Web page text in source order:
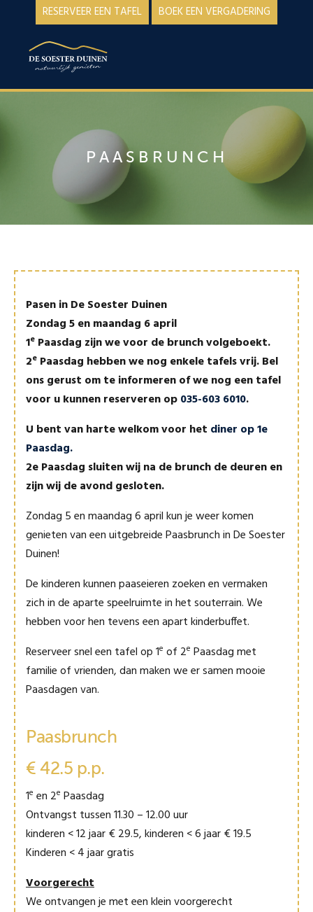
hoofdnavigatie
hoofd
RESERVEER EEN TAFEL BOEK EEN VERGADERING
PAASBRUNCH
Pasen in De Soester Duinen
Zondag 5 en maandag 6 april
1e Paasdag zijn we voor de brunch volgeboekt.
2e Paasdag hebben we nog enkele tafels vrij. Bel
ons gerust om te informeren of we nog een tafel
voor u kunnen reserveren op035-603 6010.
U bent van harte welkom voor het diner op 1e
Paasdag.
2e Paasdag sluiten wij na de brunch de deuren en
zijn wij de avond gesloten.
Zondag 5 en maandag 6 april kun je weer komen
genieten van een uitgebreide Paasbrunch in De Soester
Duinen!
De kinderen kunnen paaseieren zoeken en vermaken
zich in de aparte speelruimte in het souterrain. We
hebben voor hen tevens een apart kinderbuffet.
Reserveer snel een tafel op 1e of 2e Paasdag met
familie of vrienden, dan maken we er samen mooie
Paasdagen van.
Paasbrunch
€ 42.5 p.p.
1e en 2e Paasdag
Ontvangst tussen 11.30 – 12.00 uur
kinderen < 12 jaar € 29.5, kinderen < 6 jaar € 19.5
Kinderen < 4 jaar gratis
Voorgerecht
We ontvangen je met een klein voorgerecht